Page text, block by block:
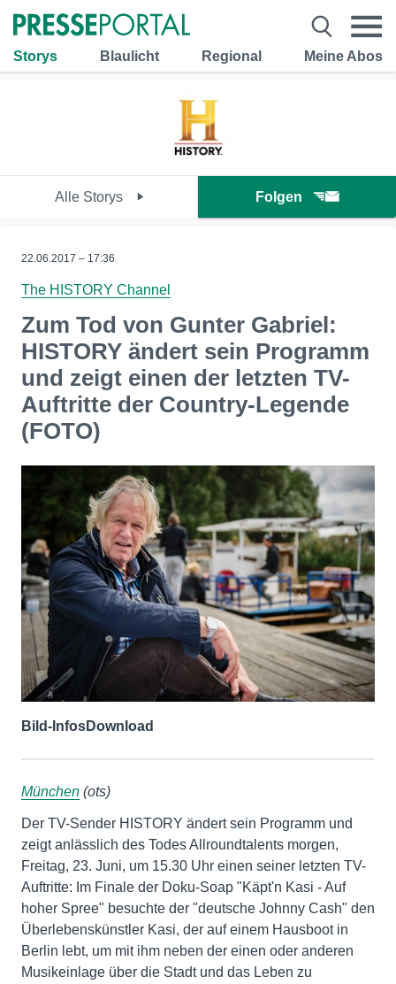
Storys Blaulicht Regional Meine Abos
Alle Storys Folgen
22.06.2017 – 17:36
The HISTORY Channel
Zum Tod von Gunter Gabriel:
HISTORY ändert sein Programm
und zeigt einen der letzten TV-
Auftritte der Country-Legende
(FOTO)
Bild-InfosDownload
München (ots)
Der TV-Sender HISTORY ändert sein Programm und
zeigt anlässlich des Todes Allroundtalents morgen,
Freitag, 23. Juni, um 15.30 Uhr einen seiner letzten TV-
Auftritte: Im Finale der Doku-Soap "Käpt'n Kasi - Auf
hoher Spree" besuchte der "deutsche Johnny Cash" den
Überlebenskünstler Kasi, der auf einem Hausboot in
Berlin lebt, um mit ihm neben der einen oder anderen
Musikeinlage über die Stadt und das Leben zu